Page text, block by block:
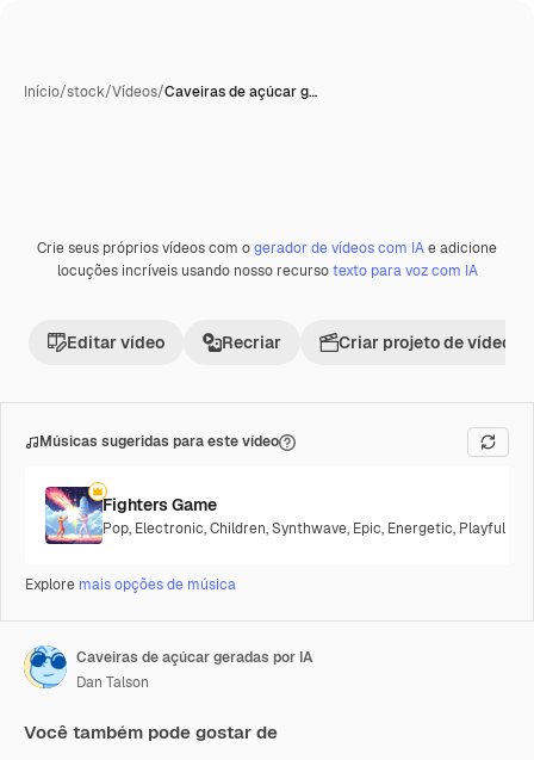
Início/stock/Vídeos/Caveiras de açúcar g…
Gerada com IA
Crie seus próprios vídeos com ogerador de vídeos com IAe adicione
locuções incríveis usando nosso recursotexto para voz com IA
Editar vídeo Recriar Criar projeto de vídeo
Músicas sugeridas para este vídeo
Fighters Game
Pop, Electronic,Children,Synthwave, Epic, Energetic, Playful
Explore mais opções de música
Caveiras de açúcar geradas por IA
Dan Talson
Você também pode gostar de